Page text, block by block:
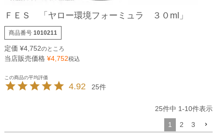
ＦＥＳ 「ヤロー環境フォーミュラ ３０ml」
商品番号 1010211
定価 ¥4,752のところ
当店販売価格 ¥4,752税込
4.92 25
25件中 1-10件表示
1 2 3